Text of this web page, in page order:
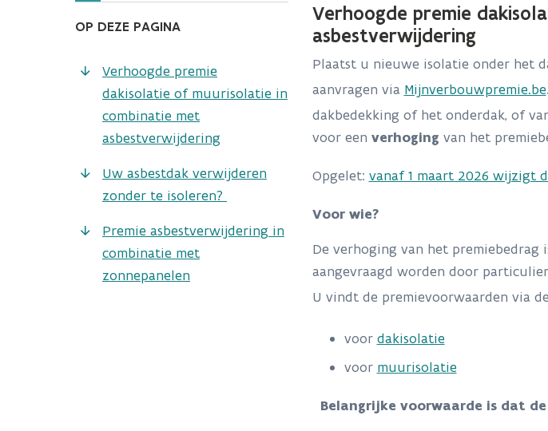
OP DEZE PAGINA
Verhoogde premie
dakisolatie of muurisolatie in
combinatie met
asbestverwijdering
Uw asbestdak verwijderen
zonder te isoleren?
Premie asbestverwijdering in
combinatie met
zonnepanelen
Verhoogde premie
asbestverwijdering
Plaatst u nieuwe isolatie onder het
aanvragen via Mijnverbouwpremie.be
dakbedekking of het onderdak, of
voor een verhoging van het
Opgelet: vanaf 1 maart 2026 wijzigt
Voor wie?
De verhoging van het
aangevraagd worden door
U vindt de premievoorwaarden via
voor dakisolatie
voor muurisolatie
Belangrijke voorwaarde is dat